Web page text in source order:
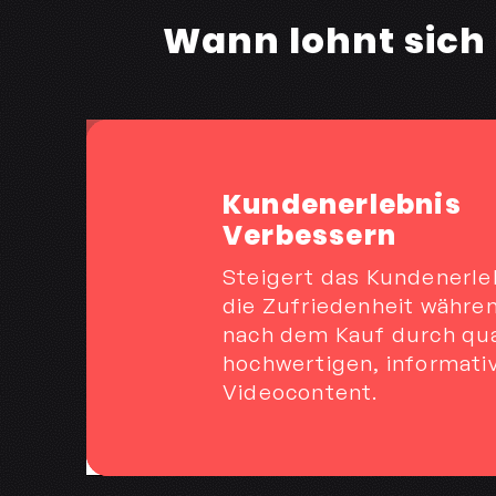
Wann lohnt sich
Kundenerlebnis
Verbessern
Steigert das
die Zufriedenheit
nach dem Kauf durch
hochwertigen,
Videocontent.